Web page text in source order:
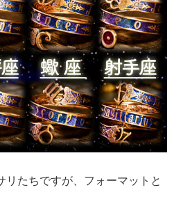
リたちですが、フォーマットと